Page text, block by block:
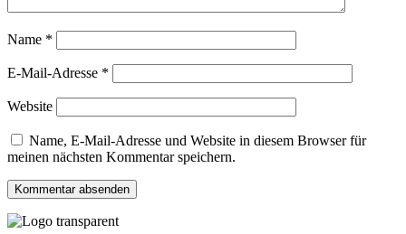
Name *
E-Mail-Adresse *
Website
Name, E-Mail-Adresse und Website in diesem Browser für
meinen nächsten Kommentar speichern.